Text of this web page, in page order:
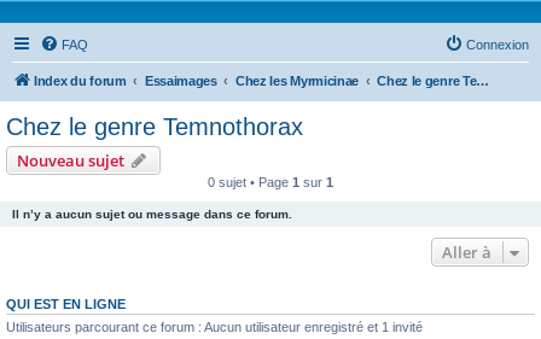
FAQ Connexion
Index du forum Essaimages Chez les Myrmicinae Chez le genre Temnothorax
Chez le genre Temnothorax
Nouveau sujet
0 sujet • Page 1 sur 1
Il n’y a aucun sujet ou message dans ce forum.
Aller à
QUI EST EN LIGNE
Utilisateurs parcourant ce forum : Aucun utilisateur enregistré et 1 invité